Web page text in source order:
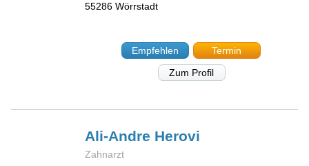
55286 Wörrstadt
Empfehlen
Termin
Zum Profil
Ali-Andre Herovi
Zahnarzt